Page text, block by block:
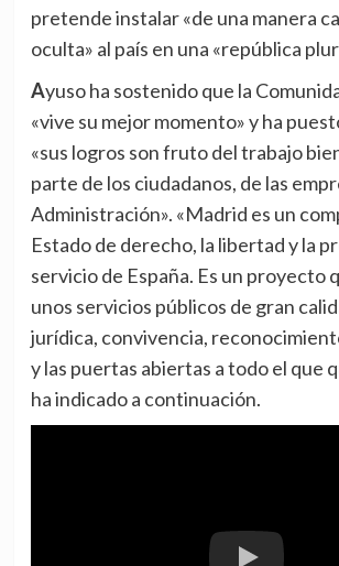
pretende instalar «de una manera
oculta» al país en una «república
Ayuso ha sostenido que la Comunidad de Madrid
«vive su mejor momento» y ha
«sus logros son fruto del trabajo
parte de los ciudadanos, de las
Administración». «Madrid es un
Estado de derecho, la libertad y la
servicio de España. Es un proyecto
unos servicios públicos de gran
jurídica, convivencia,
y las puertas abiertas a todo el que
ha indicado a continuación.